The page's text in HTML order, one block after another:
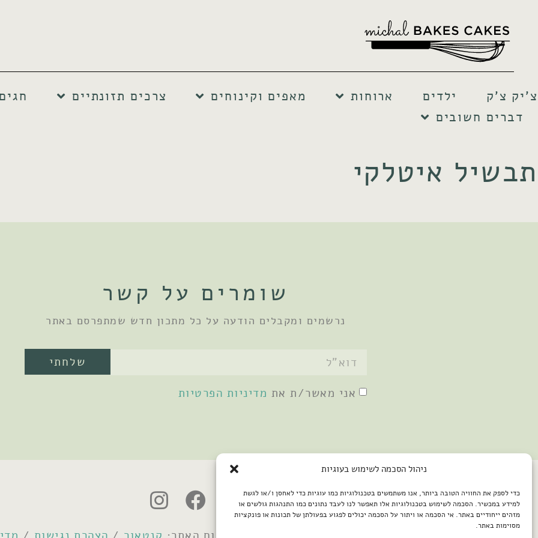
ניהול הסכמה לשימוש בעוגיות
כדי לספק את החוויה הטובה ביותר, אנו משתמשים בטכנולוגיות כמו עוגיות כדי לאחסן ו/או לגשת
למידע במכשיר. הסכמה לשימוש בטכנולוגיות אלו תאפשר לנו לעבד נתונים כמו התנהגות גולשים או
מזהים ייחודיים באתר. אי הסכמה או ויתור על הסכמה יכולים לפגוע בפעולתן של תכונות או פונקציות
מסוימות באתר.
צ'יק צ'ק ילדים ארוחות מאפים וקינוחים צרכים תזונתיים
חגים
דברים חשובים
תבשיל איטלקי
שומרים על קשר
נרשמים ומקבלים הודעה על כל מתכון חדש שמתפרסם באתר
אני מאשר/ת את מדיניות הפרטיות
שלחתי